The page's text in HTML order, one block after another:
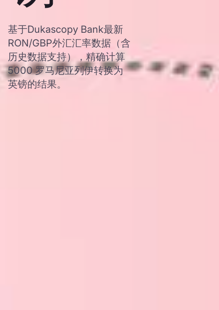
基于Dukascopy Bank最新
RON/GBP外汇汇率数据（含
历史数据支持），精确计算
5000 罗马尼亚列伊转换为
英镑的结果。